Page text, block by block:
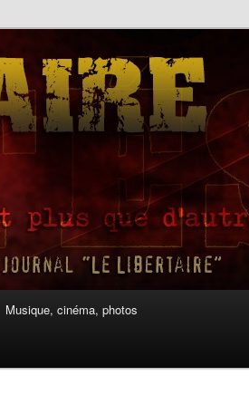
Musique, cinéma, photos